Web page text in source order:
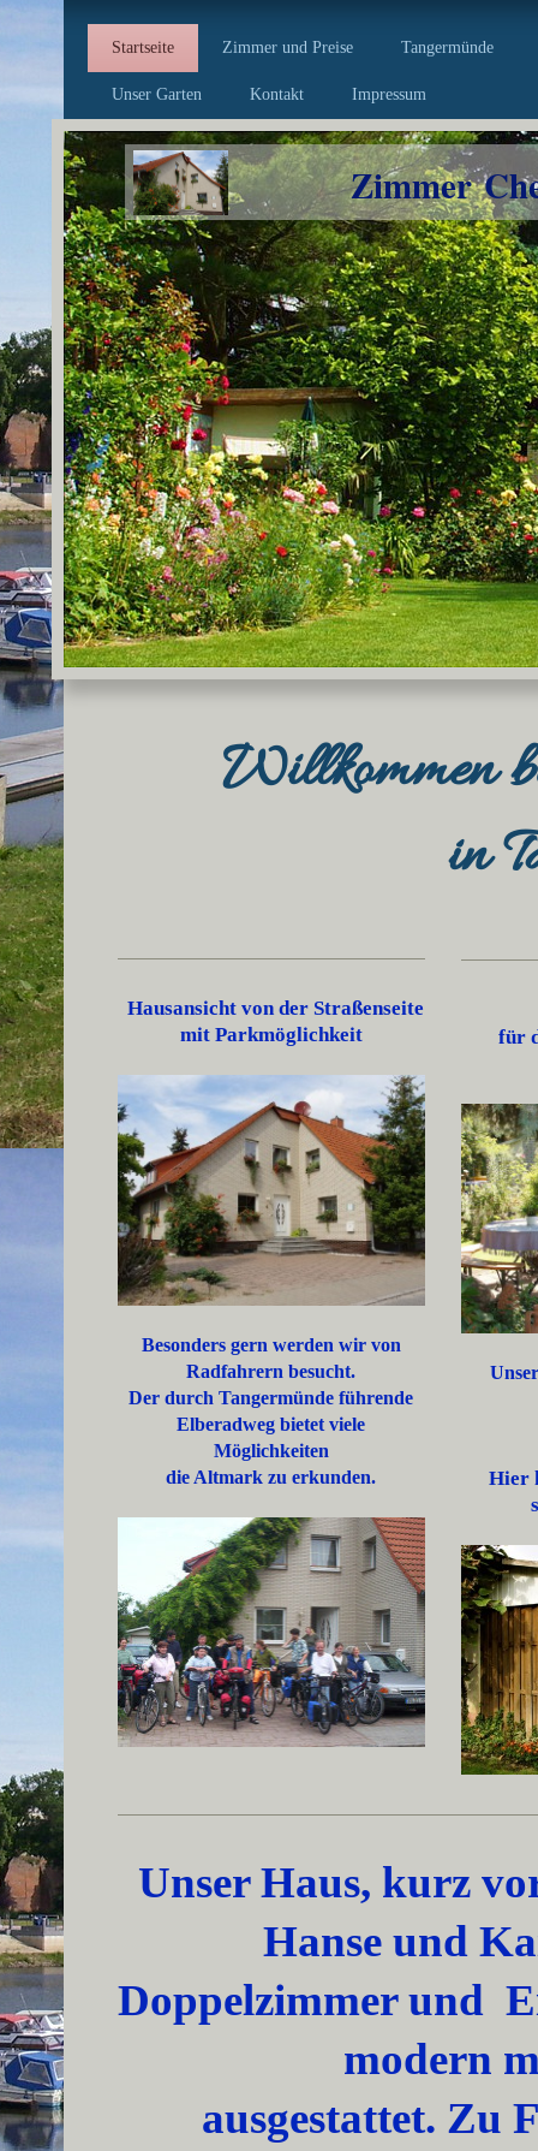
Startseite Zimmer und Preise Tangermünde
Unser Garten Kontakt Impressum
Zimmer
Willkommen
in
Hausansicht von der Straßenseite
mit Parkmöglichkeit
Besonders gern werden wir von
Radfahrern besucht.
Der durch Tangermünde führende
Elberadweg bietet viele
Möglichkeiten
die Altmark zu erkunden.
für
Hier
Unser Haus, kurz
Hanse und
Doppelzimmer und
modern
ausgestattet. Zu